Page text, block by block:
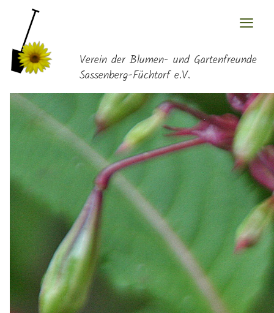
Verein der Blumen- und Gartenfreunde
Sassenberg-Füchtorf e.V.
≡